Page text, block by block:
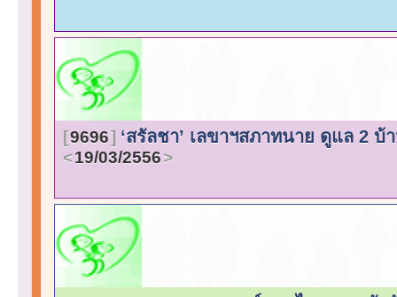
9696 ‘สรัลชา’ เลขาฯสภาทนาย ดูแล 2
19/03/2556